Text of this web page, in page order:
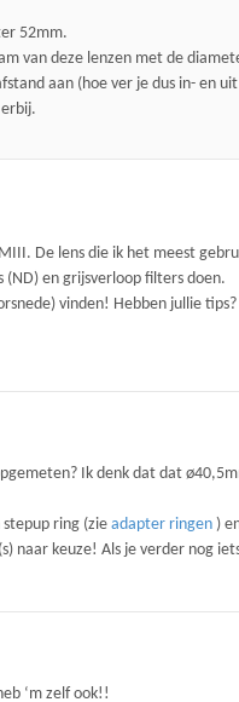
52mm.
van deze lenzen met de
aan (hoe ver je dus in- en
De lens die ik het meest
en grijsverloop filters doen.
vinden! Hebben jullie
Ik denk dat dat
ring (zie adapter ringen )
naar keuze! Als je verder nog
‘m zelf ook!!